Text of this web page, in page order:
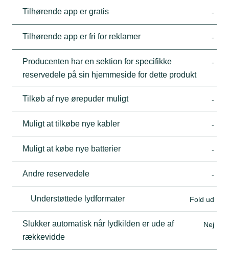
Tilhørende app er gratis -
Tilhørende app er fri for reklamer -
Producenten har en sektion for specifikke
reservedele på sin hjemmeside for dette produkt
-
Tilkøb af nye ørepuder muligt -
Muligt at tilkøbe nye kabler -
Muligt at købe nye batterier -
Andre reservedele -
Understøttede lydformater Fold ud
Slukker automatisk når lydkilden er ude af
rækkevidde
Nej